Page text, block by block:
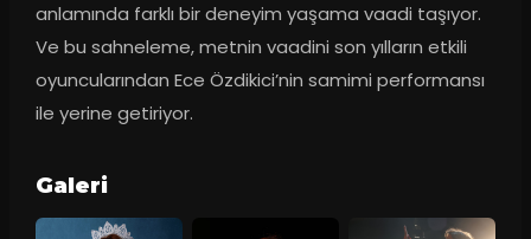
anlamında farklı bir deneyim yaşama vaadi taşıyor.
Ve bu sahneleme, metnin vaadini son yılların etkili
oyuncularından Ece Özdikici’nin samimi performansı
ile yerine getiriyor.
Galeri